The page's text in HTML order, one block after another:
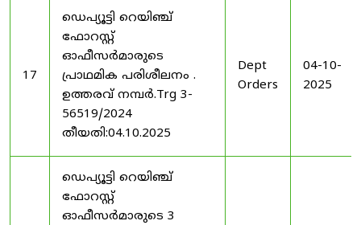
17
ഡെപ്യൂട്ടി റെയിഞ്ച്
ഫോറസ്റ്റ്
ഓഫീസർമാരുടെ
പ്രാഥമിക പരിശീലനം .
ഉത്തരവ് നമ്പർ.Trg 3-
56519/2024
തീയതി:04.10.2025
Dept
Orders
04-10-
2025
ഡെപ്യൂട്ടി റെയിഞ്ച്
ഫോറസ്റ്റ്
ഓഫീസർമാരുടെ 3